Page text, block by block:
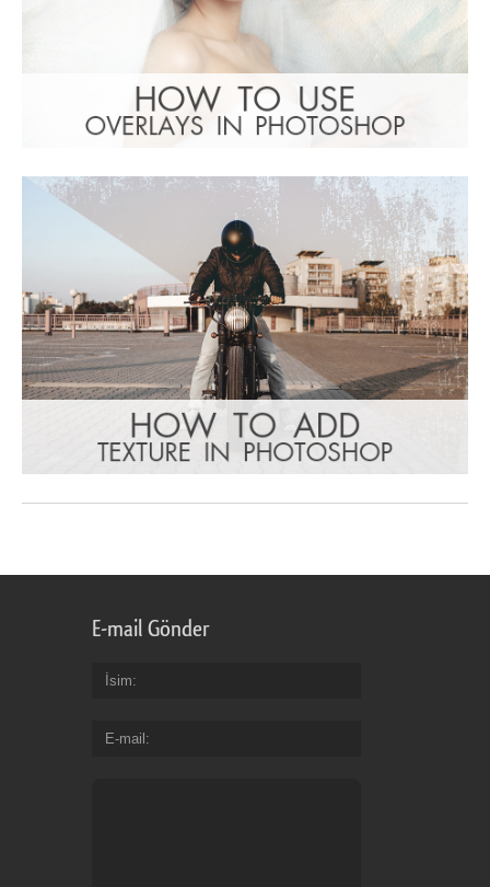
E-mail Gönder
İsim
E-mail